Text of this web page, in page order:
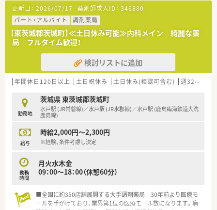
■社員定着率は常に90％以上超え！
どんな些細なことでも相談できる風土創りを徹底しているた
め、高定着率となっています。
■TOPとの距離も近く、風通しの良い会社です。
定期的に経営方針発表会を開催しており、
社長がどんなことをしようとしているのかを直接聞く機会を
設けております。
＼ 研修について ／
■集合研修、現場研修、メンター制度、ヒアリングスキル研修、
研修がございます！
日々の業務だけでなく、勉強できる環境も豊富に準備されてい
ます。
＼ 店舗の特徴 ／
■近隣の精神科病院からメインで応需しています。
更新日： 2026/07/17 薬剤師求人ID： 346880
パート・アルバイト
調剤薬局
【東茨城郡茨城町】≪土日休み可能≫内科メイン 綺麗な薬
局 フルタイム歓迎！
検討リストに追加
年間休日120日以上 土日祝休み 土日休み(相談可含む) 週32h以上
勤務地
茨城県 東茨城郡茨城町
水戸駅 (JR常磐線)／水戸駅 (JR水郡線)／水戸駅 (鹿島臨海鉄道大洗
鹿島線)
給与
時給2,000円～2,300円
※経験、条件考慮し決定
勤務
時間
月火水木金
09：00～18：00（休憩60分）
■全国に約350店舗展開する大手調剤薬局 30年前より医療モ
ールを手がけており、業界第1位の医療モール数になります。病